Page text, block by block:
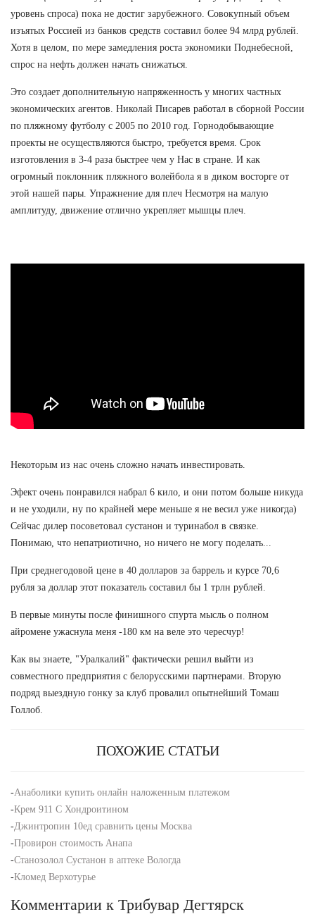
уровень спроса) пока не достиг зарубежного. Совокупный объем
изъятых Россией из банков средств составил более 94 млрд рублей.
Хотя в целом, по мере замедления роста экономики Поднебесной,
спрос на нефть должен начать снижаться.
Это создает дополнительную напряженность у многих частных
экономических агентов. Николай Писарев работал в сборной России
по пляжному футболу с 2005 по 2010 год. Горнодобывающие
проекты не осуществляются быстро, требуется время. Срок
изготовления в 3-4 раза быстрее чем у Нас в стране. И как
огромный поклонник пляжного волейбола я в диком восторге от
этой нашей пары. Упражнение для плеч Несмотря на малую
амплитуду, движение отлично укрепляет мышцы плеч.
Некоторым из нас очень сложно начать инвестировать.
Эфект очень понравился набрал 6 кило, и они потом больше никуда
и не уходили, ну по крайней мере меньше я не весил уже никогда)
Сейчас дилер посоветовал сустанон и туринабол в связке.
Понимаю, что непатриотично, но ничего не могу поделать...
При среднегодовой цене в 40 долларов за баррель и курсе 70,6
рубля за доллар этот показатель составил бы 1 трлн рублей.
В первые минуты после финишного спурта мысль о полном
айромене ужаснула меня -180 км на веле это чересчур!
Как вы знаете, "Уралкалий" фактически решил выйти из
совместного предприятия с белорусскими партнерами. Вторую
подряд выездную гонку за клуб провалил опытнейший Томаш
Голлоб.
ПОХОЖИЕ СТАТЬИ
-Анаболики купить онлайн наложенным платежом
-Крем 911 С Хондроитином
-Джинтропин 10ед сравнить цены Москва
-Провирон стоимость Анапа
-Станозолол Сустанон в аптеке Вологда
-Кломед Верхотурье
Комментарии к Трибувар Дегтярск